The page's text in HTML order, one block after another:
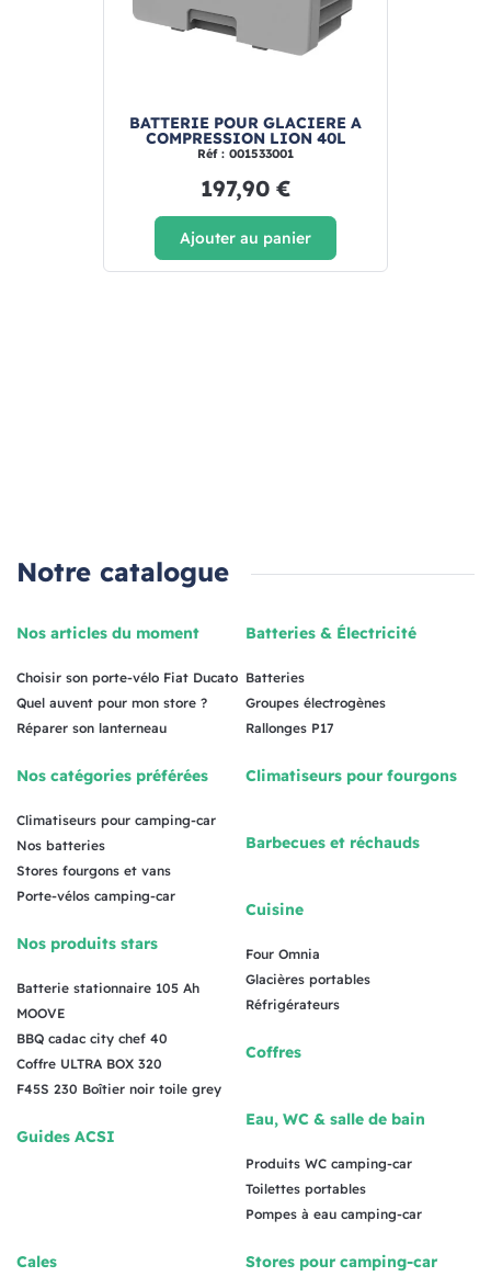
BATTERIE POUR GLACIERE A
COMPRESSION LION 40L
Réf : 001533001
197,90 €
Ajouter au panier
Notre catalogue
Nos articles du moment
Choisir son porte-vélo Fiat Ducato
Quel auvent pour mon store ?
Réparer son lanterneau
Nos catégories préférées
Climatiseurs pour camping-car
Nos batteries
Stores fourgons et vans
Porte-vélos camping-car
Nos produits stars
Batterie stationnaire 105 Ah
MOOVE
BBQ cadac city chef 40
Coffre ULTRA BOX 320
F45S 230 Boîtier noir toile grey
Guides ACSI
Batteries & Électricité
Batteries
Groupes électrogènes
Rallonges P17
Climatiseurs pour fourgons
Barbecues et réchauds
Cuisine
Four Omnia
Glacières portables
Réfrigérateurs
Coffres
Eau, WC & salle de bain
Produits WC camping-car
Toilettes portables
Pompes à eau camping-car
Cales Stores pour camping-car